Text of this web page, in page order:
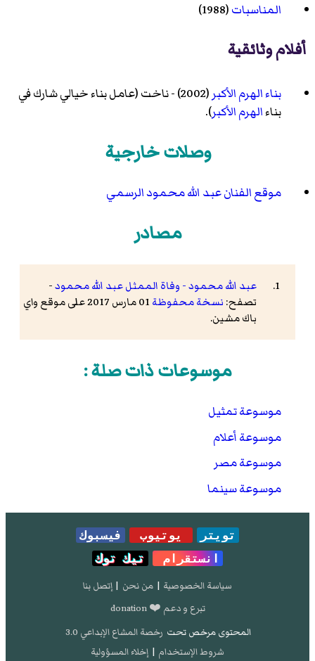
المناسبات(1988)
أفلام وثائقية
بناء الهرم الأكبر
(2002) - ناخت (عامل بناء خيالي شارك في
بناءالهرم الأكبر).
وصلات خارجية
موقع الفنان عبد الله محمود الرسمي
مصادر
عبد الله محمود - وفاة الممثل عبد الله محمود-
تصفح: نسخة محفوظة
01 مارس 2017 على موقع واي
باك مشين.
موسوعات ذات صلة :
موسوعة تمثيل
موسوعة أعلام
موسوعة مصر
موسوعة سينما
تويتر يوتيوب
فيسبوك
انستقرام
تيك توك
سياسة الخصوصية | من نحن | إتصل بنا
تبرع و دعم ❤️ donation
المحتوى مرخص تحت رخصة المشاع الإبداعي 3.0
شروط الإستخدام | إخلاء المسؤولية